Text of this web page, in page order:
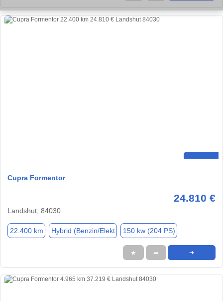
Cupra Formentor
24.810 €
Landshut, 84030
22.400 km Hybrid (Benzin/Elekt 150 kw (204 PS)
★ ➦ ➜